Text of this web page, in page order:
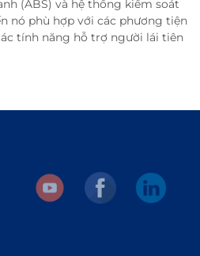
(ABS) và hệ thống kiểm soát
nó phù hợp với các phương tiện
tính năng hỗ trợ người lái tiên